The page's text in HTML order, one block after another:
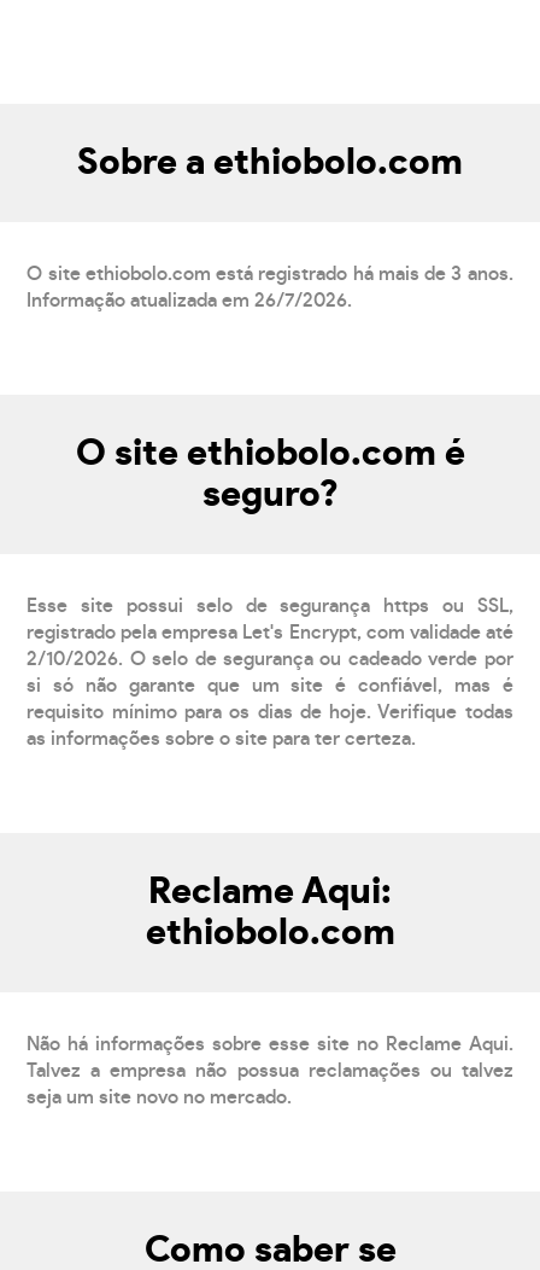
Sobre a ethiobolo.com
O site ethiobolo.com está registrado há mais de 3 anos.
Informação atualizada em 26/7/2026.
O site ethiobolo.com é
seguro?
Esse site possui selo de segurança https ou SSL,
registrado pela empresa Let's Encrypt, com validade até
2/10/2026. O selo de segurança ou cadeado verde por
si só não garante que um site é confiável, mas é
requisito mínimo para os dias de hoje. Verifique todas
as informações sobre o site para ter certeza.
Reclame Aqui:
ethiobolo.com
Não há informações sobre esse site no Reclame Aqui.
Talvez a empresa não possua reclamações ou talvez
seja um site novo no mercado.
Como saber se